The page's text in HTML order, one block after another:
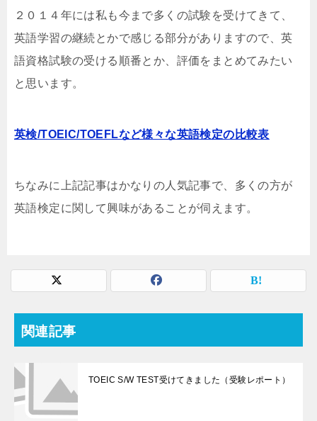
２０１４年には私も今まで多くの試験を受けてきて、
英語学習の継続とかで感じる部分がありますので、英
語資格試験の受ける順番とか、評価をまとめてみたい
と思います。
英検/TOEIC/TOEFLなど様々な英語検定の比較表
ちなみに上記記事はかなりの人気記事で、多くの方が
英語検定に関して興味があることが伺えます。
関連記事
TOEIC S/W TEST受けてきました（受験レポート）